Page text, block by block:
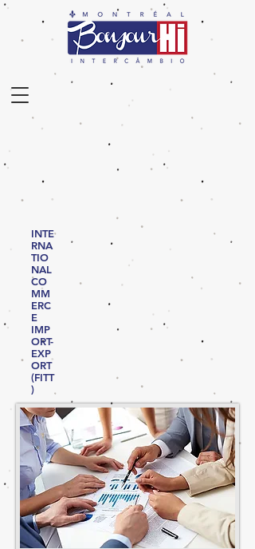
INTE
RNA
TIO
NAL
CO
MM
ERC
E
IMP
ORT-
EXP
ORT
(FITT
)